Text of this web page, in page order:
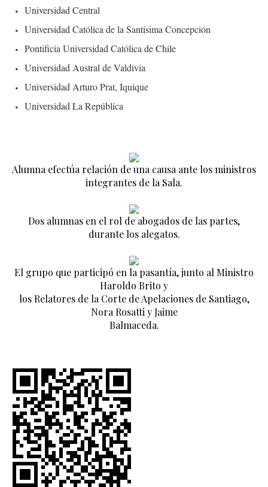
Universidad Central
Universidad Católica de la Santísima Concepción
Pontificia Universidad Católica de Chile
Universidad Austral de Valdivia
Universidad Arturo Prat, Iquique
Universidad La República
Alumna efectúa relación de una causa ante los ministros
integrantes de la Sala.
Dos alumnas en el rol de abogados de las partes,
durante los alegatos.
El grupo que participó en la pasantía, junto al Ministro
Haroldo Brito y
los Relatores de la Corte de Apelaciones de Santiago,
Nora Rosatti y Jaime
Balmaceda.